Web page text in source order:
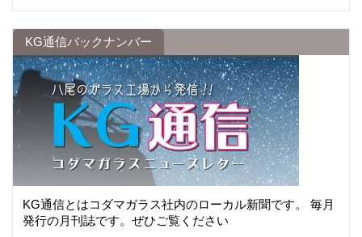
KG通信バックナンバー
KG通信とはコダマガラス社内のローカル新聞です。 毎月
発行の月刊誌です。ぜひご覧ください